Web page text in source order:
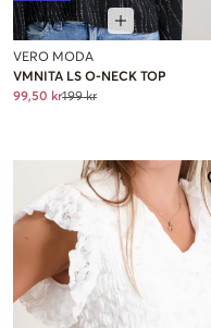
VERO MODA
VMNITA LS O-NECK TOP
99,50 kr199 kr